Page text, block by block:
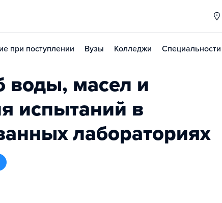
при поступлении Вузы Колледжи Специальности
воды, масел и
испытаний в
лабораториях